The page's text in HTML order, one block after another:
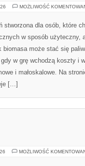
MOŻLIWOŚĆ
stworzona dla osób, które
w sposób użyteczny,
może stać się
w grę wchodzą koszty i
i małoskalowe. Na
[…]
MOŻLIWOŚĆ